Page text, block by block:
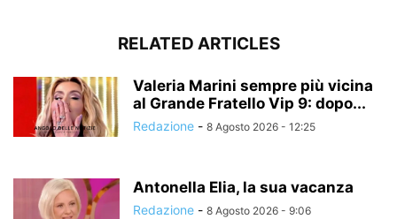
RELATED ARTICLES
Valeria Marini sempre più vicina
al Grande Fratello Vip 9: dopo...
Redazione - 8 Agosto 2026 - 12:25
Antonella Elia, la sua vacanza
Redazione - 8 Agosto 2026 - 9:06